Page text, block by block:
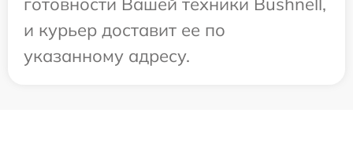
и курьер доставит ее по
указанному адресу.